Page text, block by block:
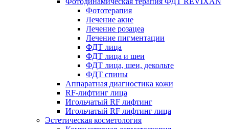
Фототерапия
Лечение акне
Лечение розацеа
Лечение пигментации
ФДТ лица
ФДТ лица и шеи
ФДТ лица, шеи, декольте
ФДТ спины
Аппаратная диагностика кожи
RF-лифтинг лица
Игольчатый RF лифтинг
Игольчатый RF лифтинг лица
Эстетическая косметология